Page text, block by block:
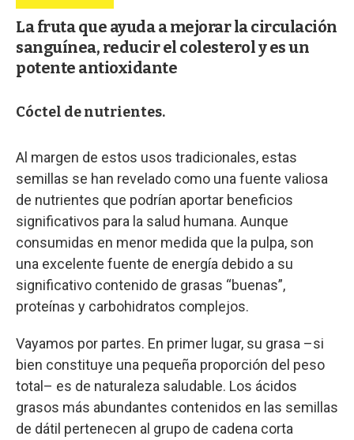
La fruta que ayuda a mejorar la circulación
sanguínea, reducir el colesterol y es un
potente antioxidante
Cóctel de nutrientes.
Al margen de estos usos tradicionales, estas
semillas se han revelado como una fuente valiosa
de nutrientes que podrían aportar beneficios
significativos para la salud humana. Aunque
consumidas en menor medida que la pulpa, son
una excelente fuente de energía debido a su
significativo contenido de grasas “buenas”,
proteínas y carbohidratos complejos.
Vayamos por partes. En primer lugar, su grasa –si
bien constituye una pequeña proporción del peso
total– es de naturaleza saludable. Los ácidos
grasos más abundantes contenidos en las semillas
de dátil pertenecen al grupo de cadena corta